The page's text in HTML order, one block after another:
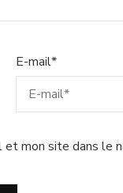
E-mail*
mon site dans le